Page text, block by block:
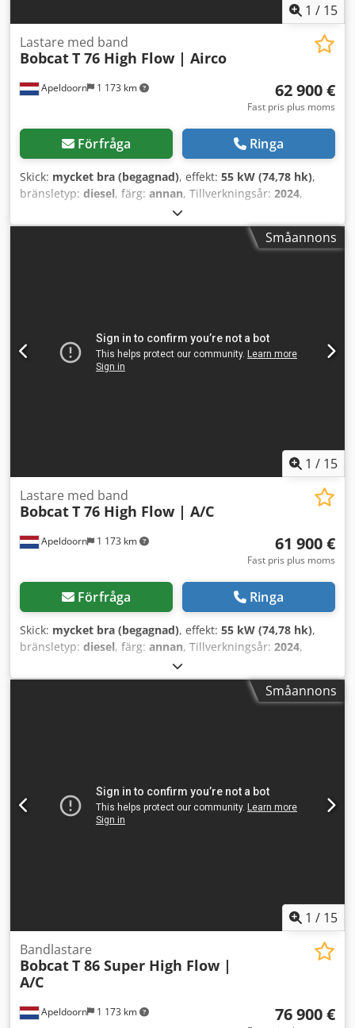
1 / 15
Apeldoorn 1 173 km
Lastare med band
BobcatT 76 High Flow | Airco
62 900 €
Fast pris plus moms
Förfråga Ringa
Skick: mycket bra (begagnad), effekt: 55 kW (74,78 hk),
bränsletyp: diesel, färg: annan, Tillverkningsår: 2024,
, Utrustning:
information Antal cylindrar: 4 Motorvolym: 2 400 cc
Chassistyp: stum Styrning: Bock Motormärke: Bobcat
- Signallampa - Två hastigheter = Anmärkningar = Drivlina
Utsläppssteg (Tier): Steg V / Tier IV final Allmänt
Produktionsland: USA Skick Csdpfoxn S N Rox Aiforf CE-typ:
Småannons
1 / 15
Apeldoorn 1 173 km
Lastare med band
BobcatT 76 High Flow | A/C
61 900 €
Fast pris plus moms
Förfråga Ringa
Skick: mycket bra (begagnad), effekt: 55 kW (74,78 hk),
bränsletyp: diesel, färg: annan, Tillverkningsår: 2024,
, Utrustning:
Teknisk information Antal cylindrar: 4 Motorvolym: 2 400 cc
Styrning: Styv styrning Motormärke: Bobcat Egenvikt: 4 898
Hydraulisk snabbfäste - LED-belysning - Signalljus - Två
hastigheter = Anmärkningar = Drivlina Steg (Tier): Steg V /
Tier IV final Allmänt Produktionsland: USA Skick CE-typ: CE
Småannons
1 / 15
Apeldoorn 1 173 km
Bandlastare
BobcatT 86 Super High Flow |
A/C
76 900 €